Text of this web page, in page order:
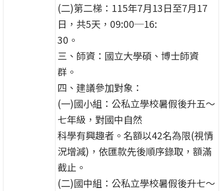
(二)第二梯：115年7月13日至7月17
日，共5天，09:00─16:
30。
三、師資：國立大學碩、博士師資
群。
四、建議參加對象：
(一)國小組：公私立學校暑假後升五～
七年級，對國中自然
科學有興趣者。名額以42名為限(視情
況增減)，依匯款先後順序錄取，額滿
截止。
(二)國中組：公私立學校暑假後升七～